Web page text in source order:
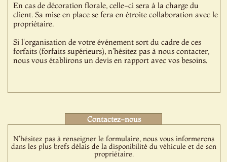
En cas de décoration florale, celle-ci sera à la charge du
client. Sa mise en place se fera en étroite collaboration avec le
propriétaire.
Si l'organisation de votre événement sort du cadre de ces
forfaits (forfaits supérieurs), n'hésitez pas à nous contacter,
nous vous établirons un devis en rapport avec vos besoins.
Contactez-nous
N'hésitez pas à renseigner le formulaire, nous vous informerons
dans les plus brefs délais de la disponibilité du véhicule et de son
propriétaire.